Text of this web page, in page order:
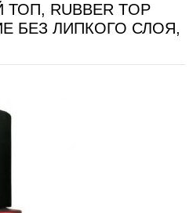
RUBBER TOP
БЕЗ ЛИПКОГО СЛОЯ,